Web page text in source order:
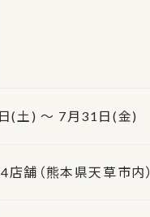
(土) ～ 7月31日(金)
舗（熊本県天草市内）